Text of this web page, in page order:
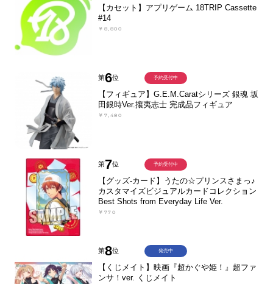
【カセット】アプリゲーム 18TRIP Cassette
#14
￥8,800
第6位
【フィギュア】G.E.M.Caratシリーズ 銀魂 坂
田銀時Ver.攘夷志士 完成品フィギュア
￥7,480
予約受付中
第7位
【グッズ-カード】うたの☆プリンスさまっ♪
カスタマイズビジュアルカードコレクション
Best Shots from Everyday Life Ver.
￥770
予約受付中
第8位
【くじメイト】映画『超かぐや姫！』超ファ
ンサ！ver. くじメイト
発売中